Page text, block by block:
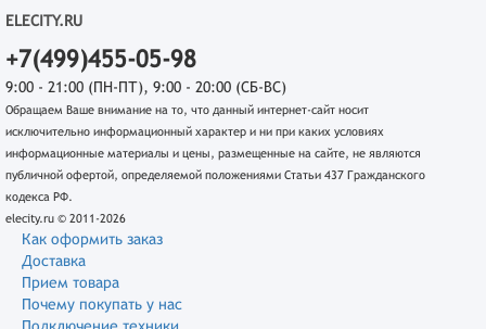
ELECITY.RU
+7(499)455-05-98
9:00 - 21:00 (ПН-ПТ), 9:00 - 20:00 (СБ-ВС)
Обращаем Ваше внимание на то, что данный интернет-сайт носит
исключительно информационный характер и ни при каких условиях
информационные материалы и цены, размещенные на сайте, не являются
публичной офертой, определяемой положениями Статьи 437 Гражданского
кодекса РФ.
elecity.ru © 2011-2026
Как оформить заказ
Доставка
Прием товара
Почему покупать у нас